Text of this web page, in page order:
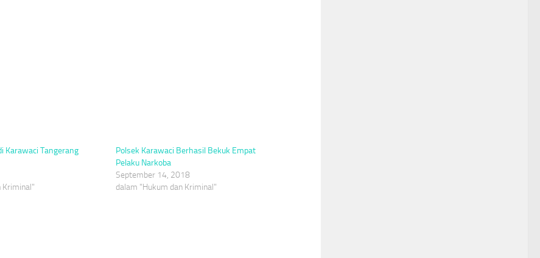
Karawaci Tangerang
Kriminal"
Polsek Karawaci Berhasil Bekuk Empat
Pelaku Narkoba
September 14, 2018
dalam "Hukum dan Kriminal"